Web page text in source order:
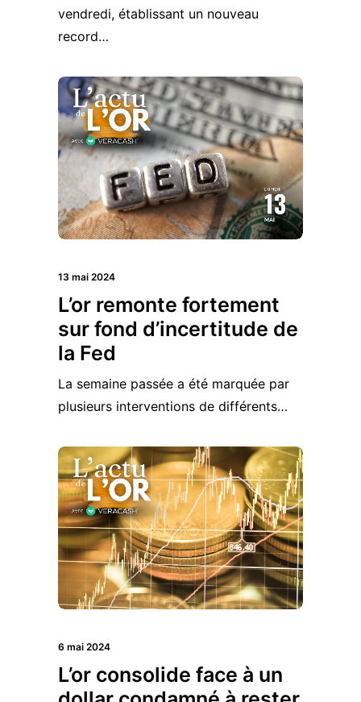
vendredi, établissant un nouveau
record…
13 mai 2024
L’or remonte fortement
sur fond d’incertitude de
la Fed
La semaine passée a été marquée par
plusieurs interventions de différents…
6 mai 2024
L’or consolide face à un